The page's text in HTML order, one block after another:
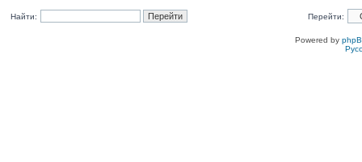
Найти: Перейти:
Powered by